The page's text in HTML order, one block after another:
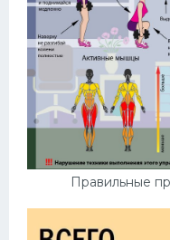
Правильные